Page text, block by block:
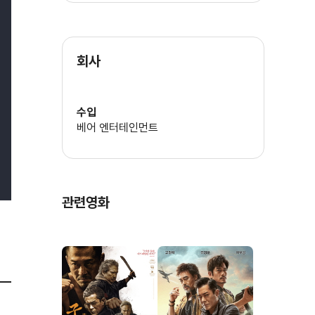
회사
수입
베어 엔터테인먼트
관련영화